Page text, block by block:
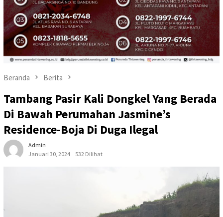
Beranda Berita
Tambang Pasir Kali Dongkel Yang Berada
Di Bawah Perumahan Jasmine’s
Residence-Boja Di Duga Ilegal
Admin
Januari 30, 2024
532 Dilihat